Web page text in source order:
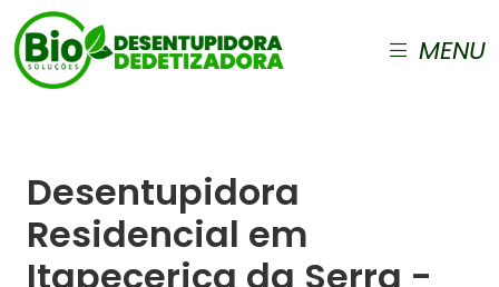
MENU
Desentupidora
Residencial em
Itapecerica da Serra -